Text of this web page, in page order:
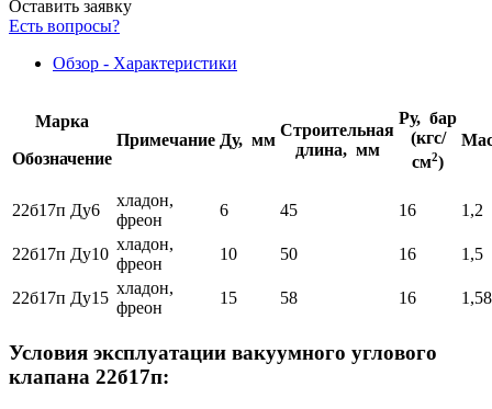
Оставить заявку
Есть вопросы?
Обзор - Характеристики
Марка
Обозначение
Примечание Ду, мм
Строительная
длина, мм
Ру, бар
(кгс/
см2)
22б17п Ду6
хладон,
фреон
6 45 16 1,2
22б17п Ду10
хладон,
фреон
10 50 16 1,5
22б17п Ду15
хладон,
фреон
15 58 16 1,58
Условия эксплуатации вакуумного углового
клапана 22б17п: